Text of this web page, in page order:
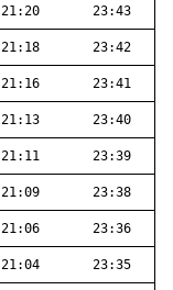
21:20 23:43
21:18 23:42
21:16 23:41
21:13 23:40
21:11 23:39
21:09 23:38
21:06 23:36
21:04 23:35